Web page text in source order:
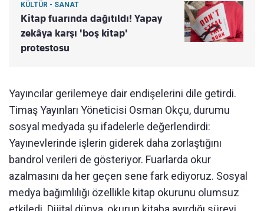
KÜLTÜR - SANAT
Kitap fuarında dağıtıldı! Yapay
zekâya karşı 'boş kitap'
protestosu
Yayıncılar gerilemeye dair endişelerini dile getirdi.
Timaş Yayınları Yöneticisi Osman Okçu, durumu
sosyal medyada şu ifadelerle değerlendirdi:
Yayınevlerinde işlerin giderek daha zorlaştığını
bandrol verileri de gösteriyor. Fuarlarda okur
azalmasını da her geçen sene fark ediyoruz. Sosyal
medya bağımlılığı özellikle kitap okurunu olumsuz